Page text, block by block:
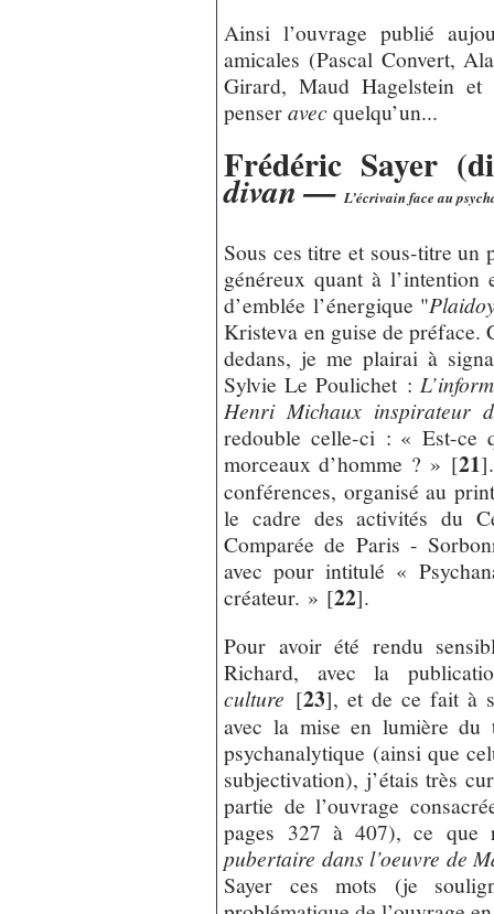
Ainsi l’ouvrage publié
amicales (Pascal Convert,
Girard, Maud Hagelstein et
penseravecquelqu’un...
Frédéric Sayer
divan —L’écrivain face au
Sous ces titre et sous-titre un
généreux quant à
d’emblée l’énergique "
Kristeva en guise de préface.
dedans, je me plairai à
Sylvie Le Poulichet :
Henri Michaux inspirateur
redouble celle-ci : « Est-ce
morceaux d’homme ? » [21]
conférences, organisé au
le cadre des activités du
Comparée de Paris -
avec pour intitulé «
créateur. » [22].
Pour avoir été rendu
Richard, avec la
culture [23], et de ce fait à
avec la mise en lumière du
psychanalytique (ainsi que
subjectivation), j’étais très
partie de l’ouvrage
pages 327 à 407), ce
pubertaire dans l’oeuvre de
Sayer ces mots (je